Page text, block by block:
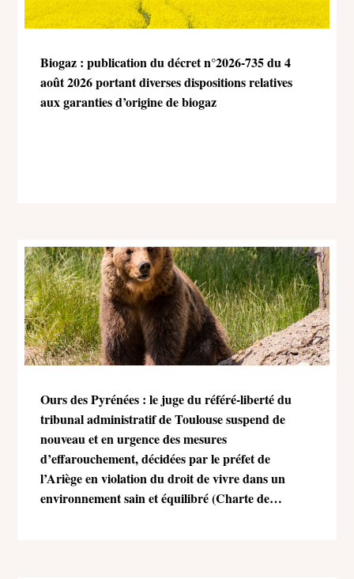
Biogaz : publication du décret n°2026-735 du 4
août 2026 portant diverses dispositions relatives
aux garanties d’origine de biogaz
Ours des Pyrénées : le juge du référé-liberté du
tribunal administratif de Toulouse suspend de
nouveau et en urgence des mesures
d’effarouchement, décidées par le préfet de
l’Ariège en violation du droit de vivre dans un
environnement sain et équilibré (Charte de